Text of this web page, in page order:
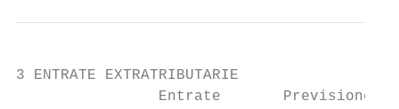
3 ENTRATE EXTRATRIBUTARIE
Entrate       Previsione